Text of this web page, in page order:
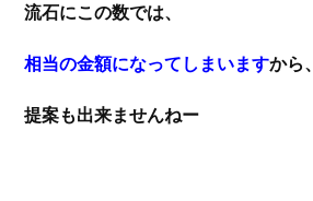
流石にこの数では、
相当の金額になってしまいますから、
提案も出来ませんねー